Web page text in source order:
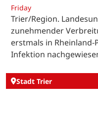
Friday
Trier/Region.
zunehmender
erstmals in
Infektion
Stadt Trier